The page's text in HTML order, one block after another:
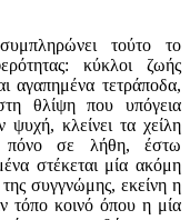
τούτο το
κύκλοι ζωής
αγαπημένα τετράποδα,
θλίψη που υπόγεια
ψυχή, κλείνει τα χείλη
πόνο σε λήθη, έστω
στέκεται μία ακόμη
συγγνώμης, εκείνη η
τόπο κοινό όπου η μία